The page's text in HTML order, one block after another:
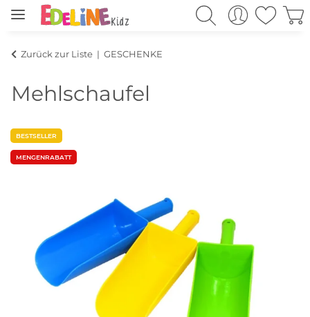
Zurück zur Liste GESCHENKE
Mehlschaufel
BESTSELLER
MENGENRABATT